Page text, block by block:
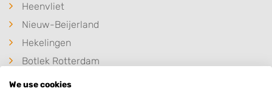
Heenvliet
Nieuw-Beijerland
Hekelingen
Botlek Rotterdam
We use cookies